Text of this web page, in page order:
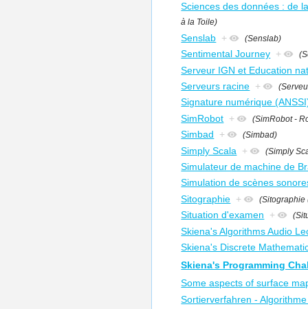
Sciences des données : de
à la Toile)
Senslab + (Senslab)
Sentimental Journey +
Serveur IGN et Education
Serveurs racine +
Signature numérique
SimRobot + (SimRobot -
Simbad + (Simbad)
Simply Scala + (Simply
Simulateur de machine de
Simulation de scènes
Sitographie + (Sitographie
Situation d'examen +
Skiena's Algorithms Audio
Skiena's Discrete
Skiena's Programming
Some aspects of surface
Sortierverfahren -